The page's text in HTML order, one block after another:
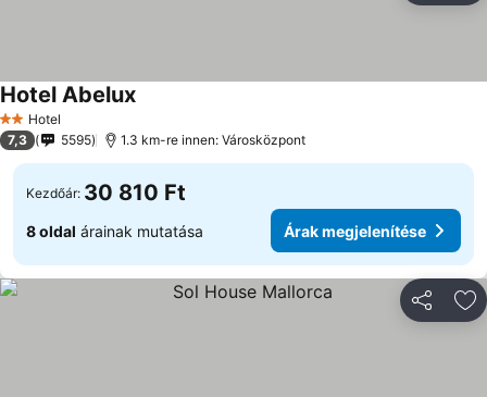
2 Kategória
Hotel
Hotel Abelux
7,3 5595 1.3 km-re innen: Városközpont
Kezdőár: 30 810 Ft
8 oldal árainak mutatása Árak megjelenítése